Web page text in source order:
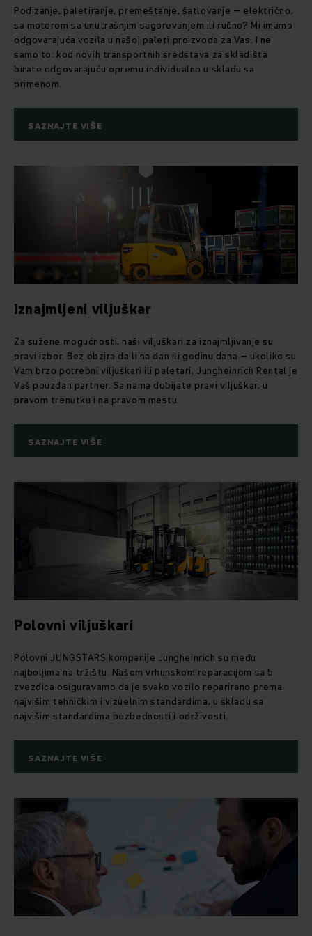
Podizanje, paletiranje, premeštanje, šatlovanje – električno,
sa motorom sa unutrašnjim sagorevanjem ili ručno? Mi imamo
odgovarajuća vozila u našoj paleti proizvoda za Vas. I ne
samo to: kod novih transportnih sredstava za skladišta
birate odgovarajuću opremu individualno u skladu sa
primenom.
SAZNAJTE VIŠE
Iznajmljeni viljuškar
Za sužene mogućnosti, naši viljuškari za iznajmljivanje su
pravi izbor. Bez obzira da li na dan ili godinu dana – ukoliko su
Vam brzo potrebni viljuškari ili paletari, Jungheinrich Rental je
Vaš pouzdan partner. Sa nama dobijate pravi viljuškar, u
pravom trenutku i na pravom mestu.
SAZNAJTE VIŠE
Polovni viljuškari
Polovni JUNGSTARS kompanije Jungheinrich su među
najboljima na tržištu. Našom vrhunskom reparacijom sa 5
zvezdica osiguravamo da je svako vozilo reparirano prema
najvišim tehničkim i vizuelnim standardima, u skladu sa
najvišim standardima bezbednosti i održivosti.
SAZNAJTE VIŠE